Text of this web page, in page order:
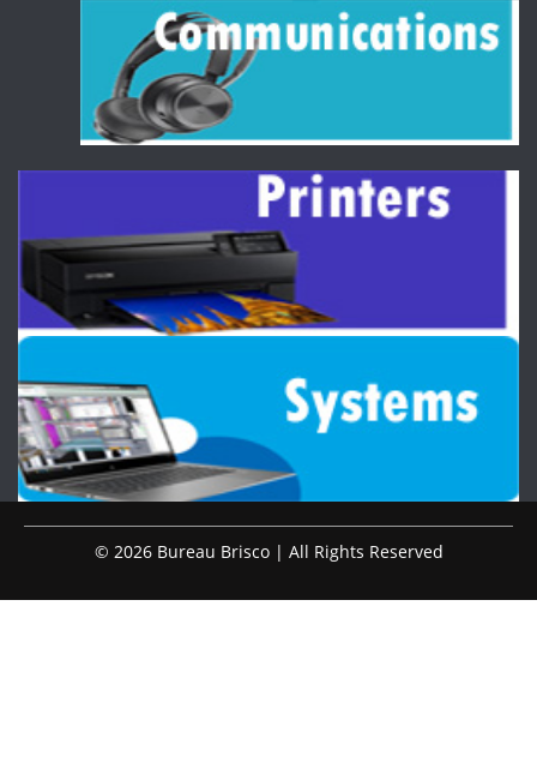
© 2026 Bureau Brisco | All Rights Reserved